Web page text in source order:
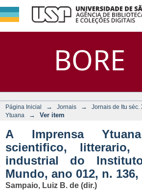
BORE
A Imprensa
: jornal
litterario,
Instituto do
Mundo, ano
136, 1887
DSpace/Manakin +
Página Inicial → Jornais → Jornais de Itu séc.
Ytuana
→ Ver item
A Imprensa
scientifico, litterario,
industrial do
Mundo, ano 012, n. 136,
Sampaio, Luiz B. de (dir.)